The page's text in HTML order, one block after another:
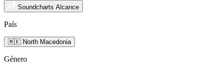
Soundcharts Alcance
País
🇲🇰 North Macedonia
Género